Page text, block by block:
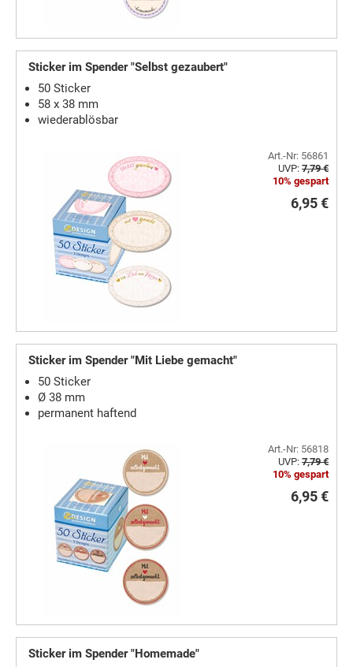
Sticker im Spender "Selbst gezaubert"
50 Sticker
58 x 38 mm
wiederablösbar
Art.-Nr: 56861
UVP: 7,79 €
10% gespart
6,95 €
Sticker im Spender "Mit Liebe gemacht"
50 Sticker
Ø 38 mm
permanent haftend
Art.-Nr: 56818
UVP: 7,79 €
10% gespart
6,95 €
Sticker im Spender "Homemade"